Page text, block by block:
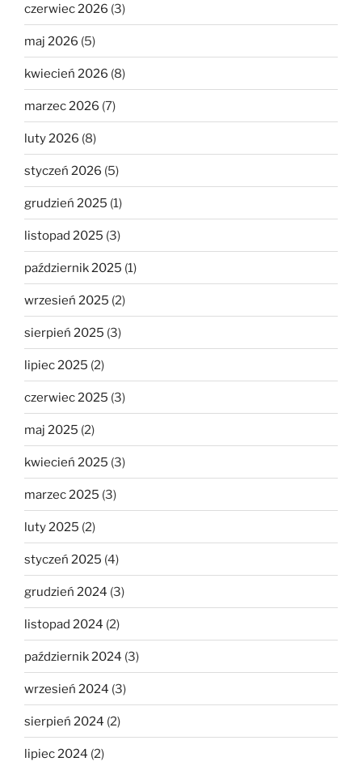
czerwiec 2026 (3)
maj 2026 (5)
kwiecień 2026 (8)
marzec 2026 (7)
luty 2026 (8)
styczeń 2026 (5)
grudzień 2025 (1)
listopad 2025 (3)
październik 2025 (1)
wrzesień 2025 (2)
sierpień 2025 (3)
lipiec 2025 (2)
czerwiec 2025 (3)
maj 2025 (2)
kwiecień 2025 (3)
marzec 2025 (3)
luty 2025 (2)
styczeń 2025 (4)
grudzień 2024 (3)
listopad 2024 (2)
październik 2024 (3)
wrzesień 2024 (3)
sierpień 2024 (2)
lipiec 2024 (2)